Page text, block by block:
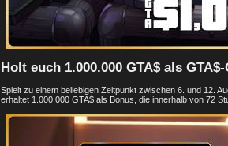
Holt euch 1.000.000 GTA$ als
Spielt zu einem beliebigen Zeitpunkt zwischen 6. und 12.
erhaltet 1.000.000 GTA$ als Bonus, die innerhalb von 72